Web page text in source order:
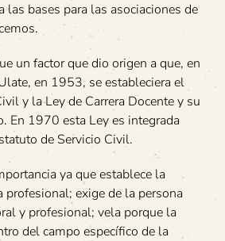
las bases para las asociaciones de
un factor que dio origen a que, en
en 1953, se estableciera el
y la Ley de Carrera Docente y su
En 1970 esta Ley es integrada
de Servicio Civil.
ya que establece la
profesional; exige de la persona
y profesional; vela porque la
del campo específico de la